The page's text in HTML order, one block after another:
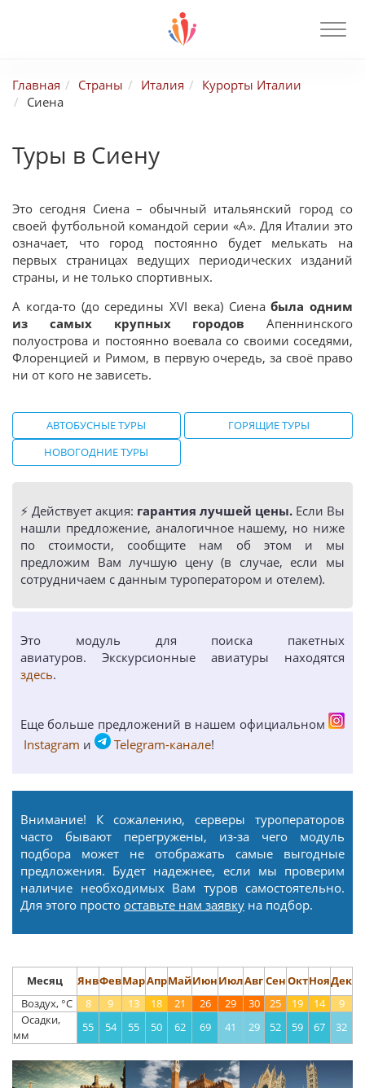
Главная Страны Италия
Курорты Италии
Сиена
Туры в Сиену
Это сегодня Сиена – обычный итальянский город со
своей футбольной командой серии «А». Для Италии это
означает, что город постоянно будет мелькать на
первых страницах ведущих периодических изданий
страны, и не только спортивных.
А когда-то (до середины XVI века) Сиенабыла одним
из самых крупных городов Апеннинского
полуострова и постоянно воевала со своими соседями,
Флоренцией и Римом, в первую очередь, за своё право
ни от кого не зависеть.
АВТОБУСНЫЕ ТУРЫ
ГОРЯЩИЕ ТУРЫ
НОВОГОДНИЕ ТУРЫ
⚡️ Действует акция: гарантия лучшей цены. Если Вы
нашли предложение, аналогичное нашему, но ниже
по стоимости, сообщите нам об этом и мы
предложим Вам лучшую цену (в случае, если мы
сотрудничаем с данным туроператором и отелем).
Это модуль для поиска пакетных
авиатуров. Экскурсионные авиатуры находятся
здесь.
Еще больше предложений в нашем официальном
Instagram и Telegram-канале!
Внимание! К сожалению, серверы туроператоров
часто бывают перегружены, из-за чего модуль
подбора может не отображать самые выгодные
предложения. Будет надежнее, если мы проверим
наличие необходимых Вам туров самостоятельно.
Для этого просто оставьте нам заявку на подбор.
Месяц ЯнвФевМарАпрМайИюнИюлАвгСенОктНояДек
Воздух, °С
8 9 13 18 21 26 29 30 25 19 14
9
Осадки,
мм
55 54 55 50 62 69 41 29 52 59 67 32